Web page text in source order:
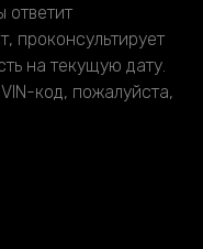
ответит
проконсультирует
на текущую дату.
код, пожалуйста,